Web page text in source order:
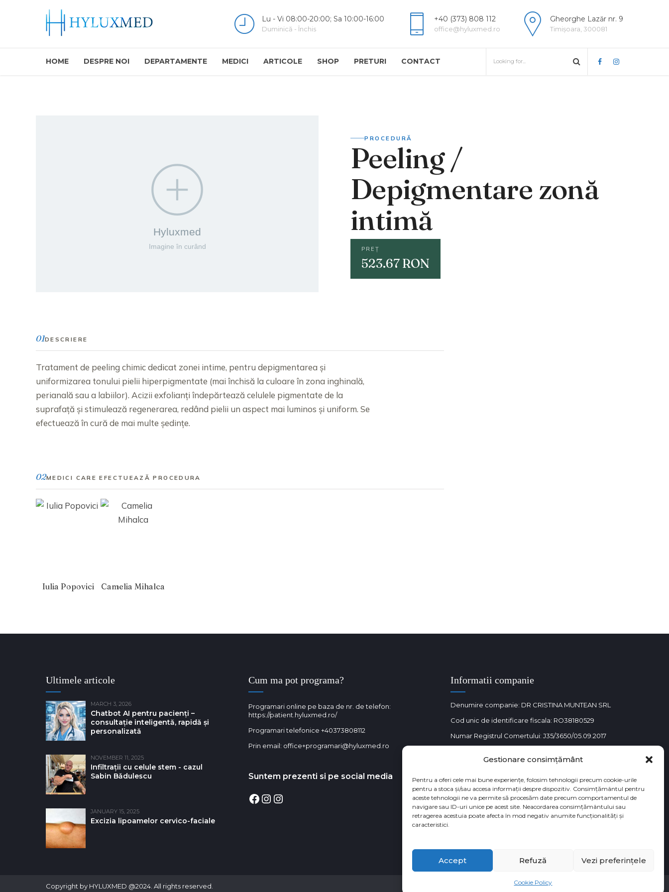
Gestionare consimțământ
Pentru a oferi cele mai bune experiențe, folosim tehnologii precum cookie-urile
pentru a stoca și/sau accesa informații despre dispozitiv. Consimțământul pentru
aceste tehnologii ne va permite să procesăm date precum comportamentul de
navigare sau ID-uri unice pe acest site. Neacordarea consimțământului sau
retragerea acestuia poate afecta în mod negativ anumite funcționalități și
caracteristici.
Accept Refuză Vezi preferințele
Cookie Policy
Lu - Vi 08:00-20:00; Sa 10:00-16:00
Duminică - Închis
+40 (373) 808 112
office@hyluxmed.ro
Gheorghe Lazăr nr. 9
Timișoara, 300081
HOME DESPRE NOI DEPARTAMENTE MEDICI ARTICOLE SHOP PRETURI CONTACT
PROCEDURĂ
Peeling /
Depigmentare zonă
intimă
PREȚ
523.67 RON
01DESCRIERE
Tratament de peeling chimic dedicat zonei intime, pentru depigmentarea și
uniformizarea tonului pielii hiperpigmentate (mai închisă la culoare în zona inghinală,
perianală sau a labiilor). Acizii exfolianți îndepărtează celulele pigmentate de la
suprafață și stimulează regenerarea, redând pielii un aspect mai luminos și uniform. Se
efectuează în cură de mai multe ședințe.
02MEDICI CARE EFECTUEAZĂ PROCEDURA
Iulia Popovici Camelia Mihalca
Ultimele articole
MARCH 3, 2026
Chatbot AI pentru pacienți –
consultație inteligentă, rapidă și
personalizată
NOVEMBER 11, 2025
Infiltrații cu celule stem - cazul
Sabin Bǎdulescu
JANUARY 15, 2025
Excizia lipoamelor cervico-faciale
Cum ma pot programa?
Programari online pe baza de nr. de telefon:
https://patient.hyluxmed.ro/
Programari telefonice +40373808112
Prin email: office+programari@hyluxmed.ro
Suntem prezenti si pe social media
Facebook
Instagram
Instagram
Informatii companie
Denumire companie: DR CRISTINA MUNTEAN SRL
Cod unic de identificare fiscala: RO38180529
Numar Registrul Comertului: J35/3650/05.09.2017
Copyright by HYLUXMED @2024. All rights reserved.